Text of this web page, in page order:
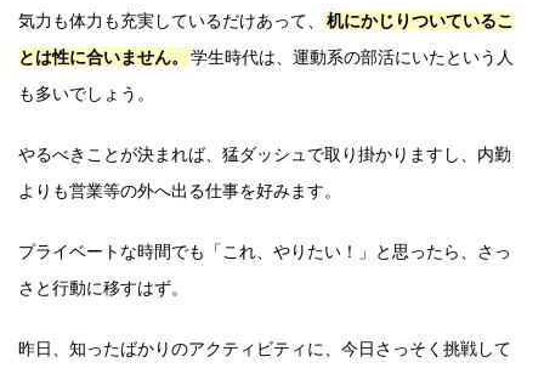
気力も体力も充実しているだけあって、
机にかじりついているこ
とは性に合いません。
学生時代は、運動系の部活にいたという人
も多いでしょう。
やるべきことが決まれば、猛ダッシュで取り掛かりますし、内勤
よりも営業等の外へ出る仕事を好みます。
プライベートな時間でも「これ、やりたい！」と思ったら、さっ
さと行動に移すはず。
昨日、知ったばかりのアクティビティに、今日さっそく挑戦して